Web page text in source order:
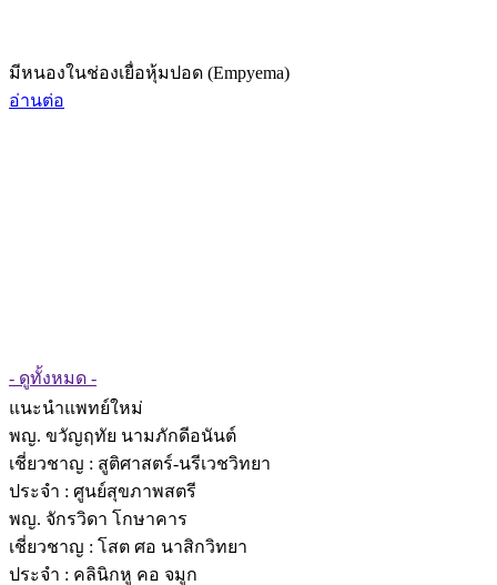
มีหนองในช่องเยื่อหุ้มปอด (Empyema)
อ่านต่อ
- ดูทั้งหมด -
แนะนำแพทย์ใหม่
พญ. ขวัญฤทัย นามภักดีอนันต์
เชี่ยวชาญ : สูติศาสตร์-นรีเวชวิทยา
ประจำ : ศูนย์สุขภาพสตรี
พญ. จักรวิดา โกษาคาร
เชี่ยวชาญ : โสต ศอ นาสิกวิทยา
ประจำ : คลินิกหู คอ จมูก